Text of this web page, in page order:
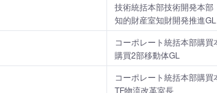
技術統括本部技術開発本部
知的財産室知財開発推進GL
コーポレート統括本部購買
購買2部移動体GL
コーポレート統括本部購買
TF物流改革室長